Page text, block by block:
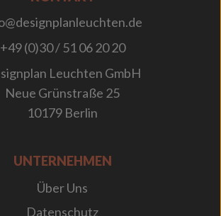
+49 (0)30 / 51 06 20 20
Leuchten GmbH
Neue Grünstraße 25
10179 Berlin
UNTERNEHMEN
Über Uns
Datenschutz